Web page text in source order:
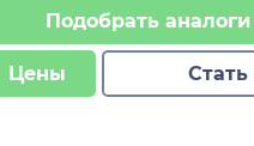
Подобрать аналоги
Цены